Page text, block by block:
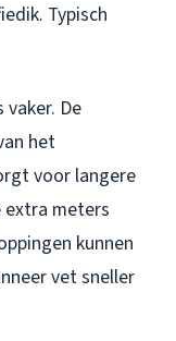
Typisch
De
het
voor langere
extra meters
kunnen
vet sneller